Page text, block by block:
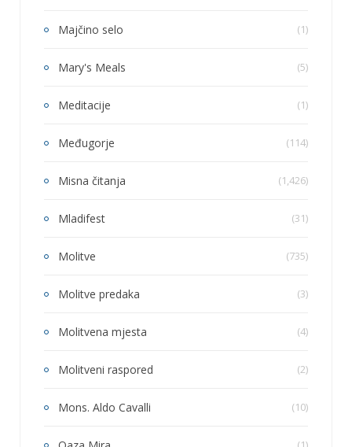
Majčino selo (1)
Mary's Meals (5)
Meditacije (1)
Međugorje (114)
Misna čitanja (1,426)
Mladifest (31)
Molitve (735)
Molitve predaka (3)
Molitvena mjesta (4)
Molitveni raspored (2)
Mons. Aldo Cavalli (10)